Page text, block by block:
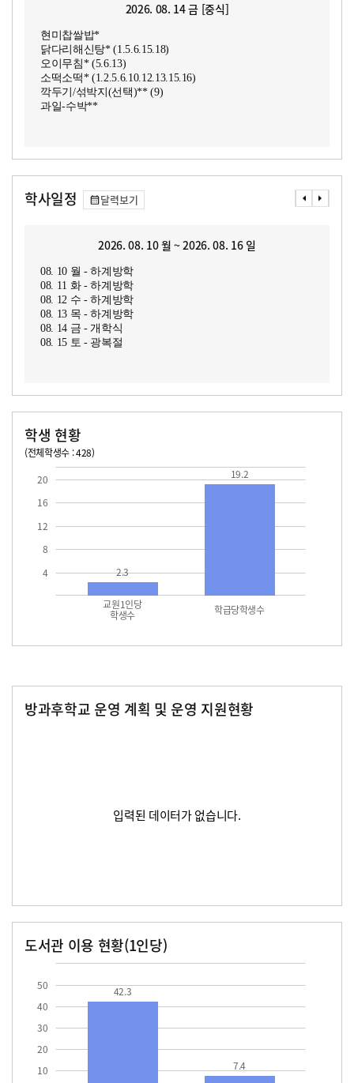
2026. 08. 14 금 [중식]
현미찹쌀밥*
닭다리해신탕* (1.5.6.15.18)
오이무침* (5.6.13)
소떡소떡* (1.2.5.6.10.12.13.15.16)
깍두기/섞박지(선택)** (9)
과일-수박**
학사일정 달력보기
2026. 08. 10 월 ~ 2026. 08. 16 일
08. 10 월 - 하계방학
08. 11 화 - 하계방학
08. 12 수 - 하계방학
08. 13 목 - 하계방학
08. 14 금 - 개학식
08. 15 토 - 광복절
학생 현황
(전체학생수 : 428)
4
8
12
16
20
교원1인당
학생수 학급당학생수
2.3
19.2
방과후학교 운영 계획 및 운영 지원현황
입력된 데이터가 없습니다.
도서관 이용 현황(1인당)
10
20
30
40
50 42.3
7.4